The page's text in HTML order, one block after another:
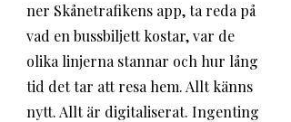
ner Skånetrafikens app, ta reda på
vad en bussbiljett kostar, var de
olika linjerna stannar och hur lång
tid det tar att resa hem. Allt känns
nytt. Allt är digitaliserat. Ingenting